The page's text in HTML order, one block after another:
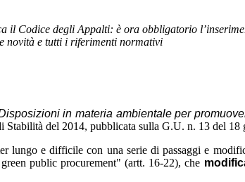
il Codice degli Appalti: è ora obbligatorio
novità e tutti i riferimenti normativi
in materia ambientale per
Stabilità del 2014, pubblicata sulla G.U. n. 13 del 18
lungo e difficile con una serie di passaggi e
public procurement" (artt. 16-22), che